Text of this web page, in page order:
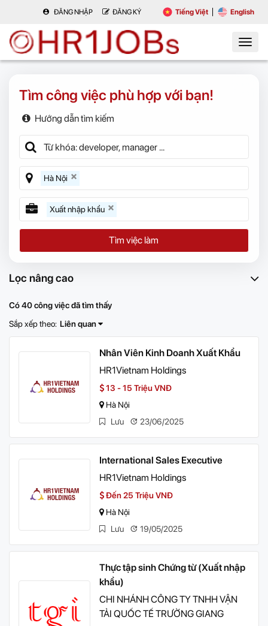
ĐĂNG NHẬP ĐĂNG KÝ Tiếng Việt English
Tìm công việc phù hợp với bạn!
Hướng dẫn tìm kiếm
Hà Nội
Xuất nhập khẩu
Tìm việc làm
Lọc nâng cao
Có 40 công việc đã tìm thấy
Sắp xếp theo: Liên quan
Nhân Viên Kinh Doanh Xuất Khẩu
HR1Vietnam Holdings
13 - 15 Triệu VNĐ
Hà Nội
Lưu
23/06/2025
International Sales Executive
HR1Vietnam Holdings
Đến 25 Triệu VNĐ
Hà Nội
Lưu
19/05/2025
Thực tập sinh Chứng từ (Xuất nhập
khẩu)
CHI NHÁNH CÔNG TY TNHH VẬN
TẢI QUỐC TẾ TRƯỜNG GIANG